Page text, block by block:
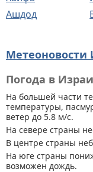
Ашдод
Метеоновости
Погода в
На большей части
температуры,
ветер до 5.8 м/с.
На севере страны
В центре страны
На юге страны
возможен дождь.